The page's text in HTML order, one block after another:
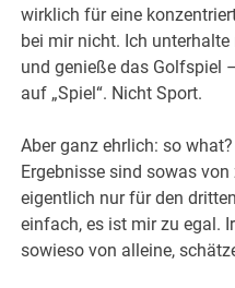
wirklich für eine
bei mir nicht. Ich
und genieße das Golfspiel
auf „Spiel“. Nicht Sport.
Aber ganz ehrlich: so
Ergebnisse sind sowas
eigentlich nur für den
einfach, es ist mir zu egal.
sowieso von alleine,